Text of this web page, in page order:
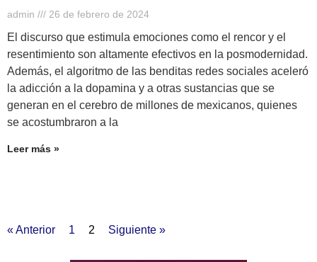
admin 26 de febrero de 2024
El discurso que estimula emociones como el rencor y el
resentimiento son altamente efectivos en la posmodernidad.
Además, el algoritmo de las benditas redes sociales aceleró
la adicción a la dopamina y a otras sustancias que se
generan en el cerebro de millones de mexicanos, quienes
se acostumbraron a la
Leer más »
« Anterior 1 2 Siguiente »